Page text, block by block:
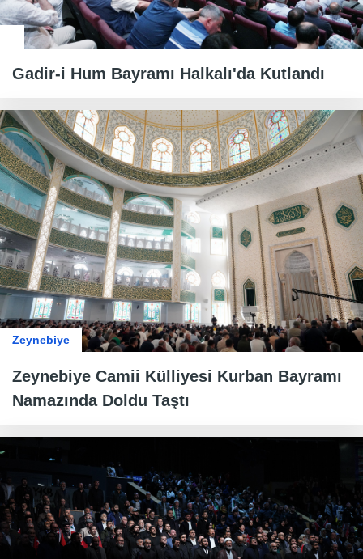
Gadir-i Hum Bayramı Halkalı'da Kutlandı
Zeynebiye
Zeynebiye Camii Külliyesi Kurban Bayramı
Namazında Doldu Taştı